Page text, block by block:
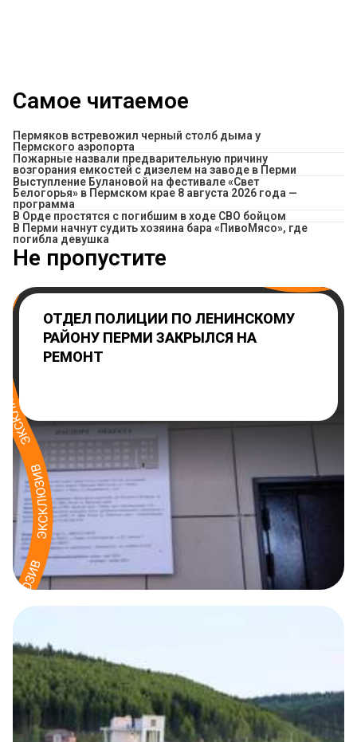
Самое читаемое
Пермяков встревожил черный столб дыма у
Пермского аэропорта
Пожарные назвали предварительную причину
возгорания емкостей с дизелем на заводе в Перми
Выступление Булановой на фестивале «Свет
Белогорья» в Пермском крае 8 августа 2026 года —
программа
В Орде простятся с погибшим в ходе СВО бойцом
​В Перми начнут судить хозяина бара «ПивоМясо», где
погибла девушка
Не пропустите
ОТДЕЛ ПОЛИЦИИ ПО ЛЕНИНСКОМУ
РАЙОНУ ПЕРМИ ЗАКРЫЛСЯ НА
РЕМОНТ